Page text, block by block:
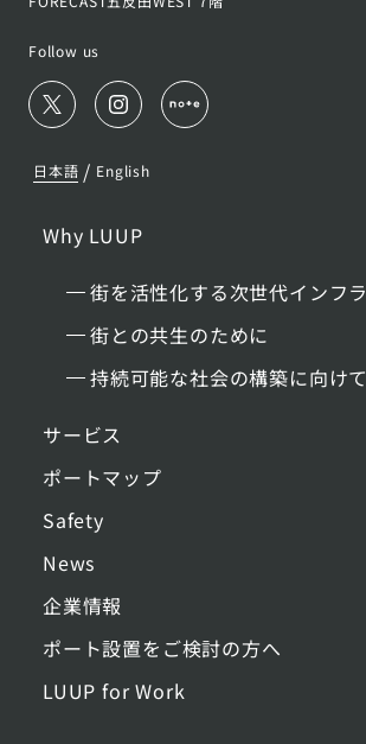
Follow us
日本語 / English
Why LUUP
街を活性化する次世代インフラ
街との共生のために
持続可能な社会の構築に向けて
サービス
ポートマップ
Safety
News
企業情報
ポート設置をご検討の方へ
LUUP for Work